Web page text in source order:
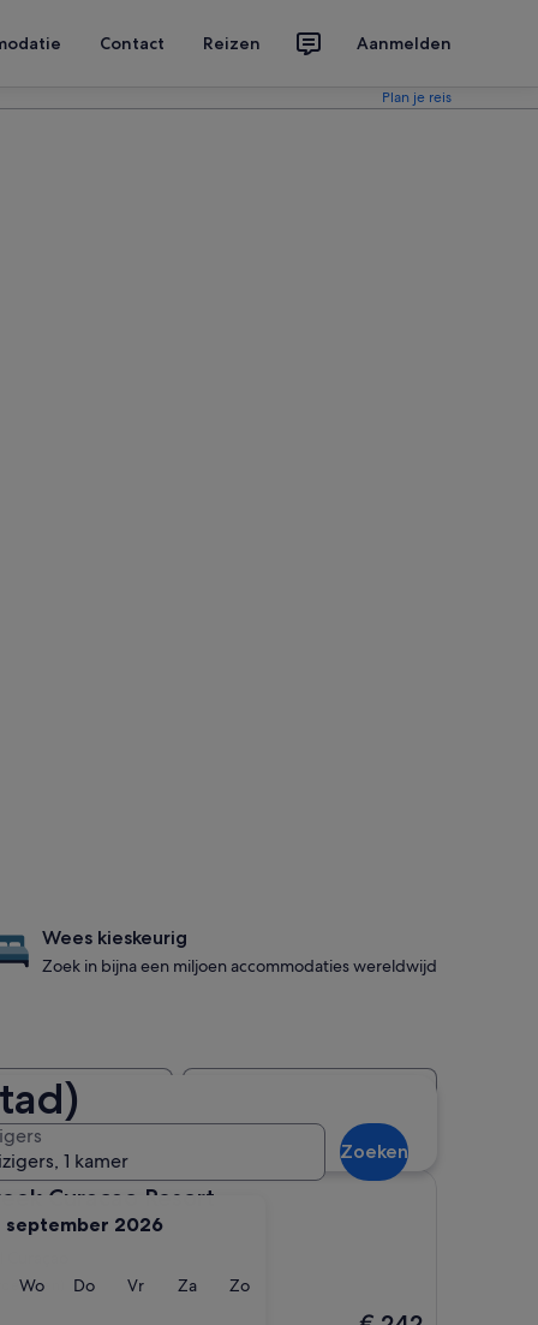
Contact Reizen Aanmelden
Plan je reis
september 2026
WoWoensdag
DoDonderdag
VrVrijdag
ZaZaterdag
ZoZondag
1 kamer
Zoeken
Wees kieskeurig
Zoek in bijna een miljoen accommodaties wereldwijd
Afstand
van Sambil Curaçao
Curacao Resort
Resort
De